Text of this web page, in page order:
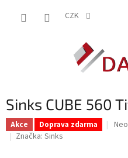
CZK
Sinks CUBE 560
Akce Doprava zdarma
Značka: Sinks